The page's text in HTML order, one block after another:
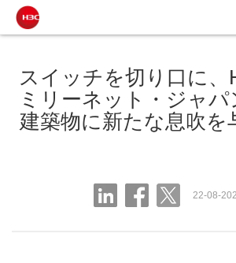
スイッチを切り口に、
ミリーネット・ジャ
建築物に新たな息吹を
22-08-